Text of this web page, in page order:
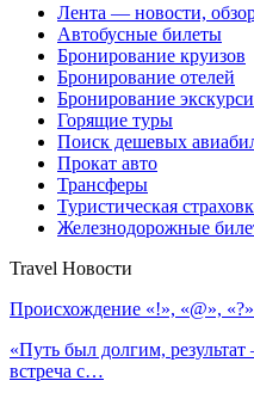
Лента — новости,
Автобусные билеты
Бронирование круизов
Бронирование отелей
Бронирование
Горящие туры
Поиск дешевых
Прокат авто
Трансферы
Туристическая
Железнодорожные
Travel Новости
Происхождение «!», «@»,
«Путь был долгим,
встреча с…